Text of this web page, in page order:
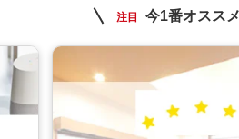
注目 今1番オスス